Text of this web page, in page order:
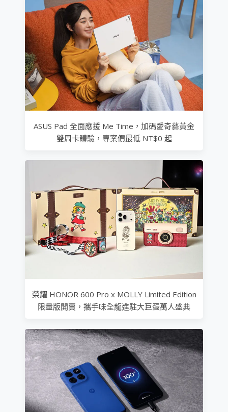
ASUS Pad 全面應援 Me Time，加碼愛奇藝黃金
雙周卡體驗，專案價最低 NT$0 起
榮耀 HONOR 600 Pro x MOLLY Limited Edition
限量版開賣，攜手味全龍進駐大巨蛋萬人盛典